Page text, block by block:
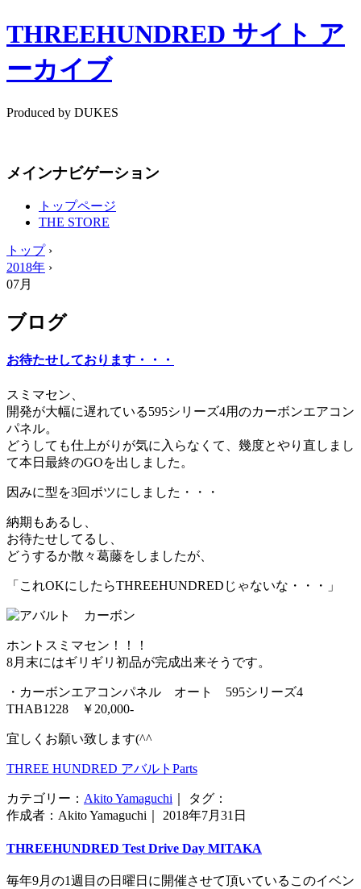
THREEHUNDRED サイト ア
ーカイブ
Produced by DUKES
メインナビゲーション
トップページ
THE STORE
トップ›
2018年 ›
07月
ブログ
お待たせしております・・・
スミマセン、
開発が大幅に遅れている595シリーズ4用のカーボンエアコン
パネル。
どうしても仕上がりが気に入らなくて、幾度とやり直しまし
て本日最終のGOを出しました。
因みに型を3回ボツにしました・・・
納期もあるし、
お待たせしてるし、
どうするか散々葛藤をしましたが、
「これOKにしたらTHREEHUNDREDじゃないな・・・」
ホントスミマセン！！！
8月末にはギリギリ初品が完成出来そうです。
・カーボンエアコンパネル オート 595シリーズ4
THAB1228 ￥20,000-
宜しくお願い致します(^^ゞ
THREE HUNDRED アバルトParts
カテゴリー： Akito Yamaguchi ｜ タグ：
作成者：Akito Yamaguchi｜ 2018年7月31日
THREEHUNDRED Test Drive Day MITAKA
毎年9月の1週目の日曜日に開催させて頂いているこのイベン